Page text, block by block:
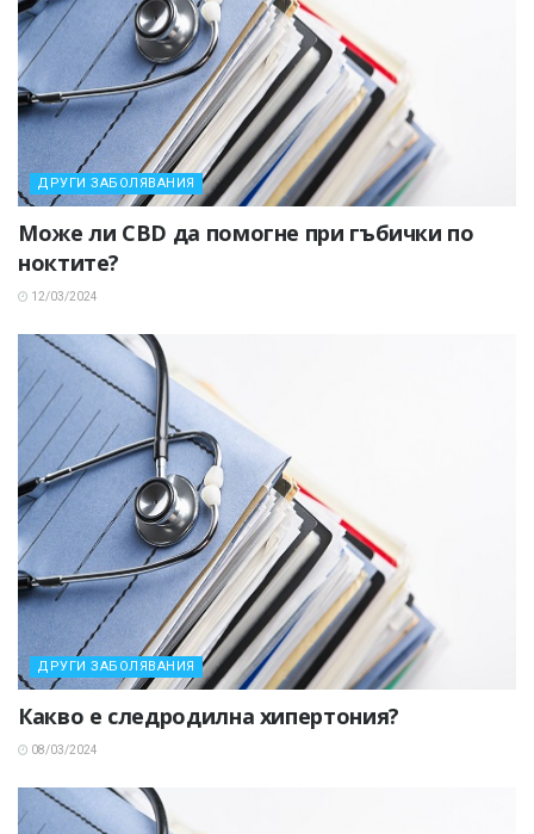
ДРУГИ ЗАБОЛЯВАНИЯ
Може ли CBD да помогне при гъбички по
ноктите?
12/03/2024
ДРУГИ ЗАБОЛЯВАНИЯ
Какво е следродилна хипертония?
08/03/2024